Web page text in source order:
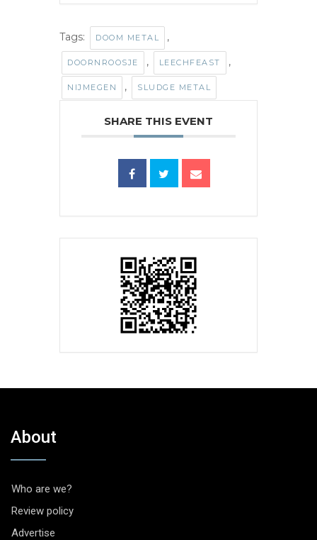
Tags: DOOM METAL ,
DOORNROOSJE , LEECHFEAST ,
NIJMEGEN , SLUDGE METAL
SHARE THIS EVENT
About
Who are we?
Review policy
Advertise